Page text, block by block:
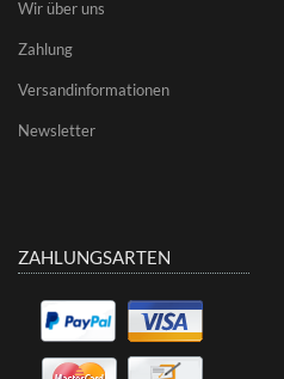
Wir über uns
Zahlung
Versandinformationen
Newsletter
ZAHLUNGSARTEN